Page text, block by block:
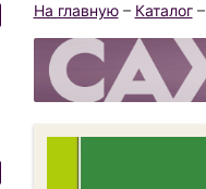
На главную– Каталог–